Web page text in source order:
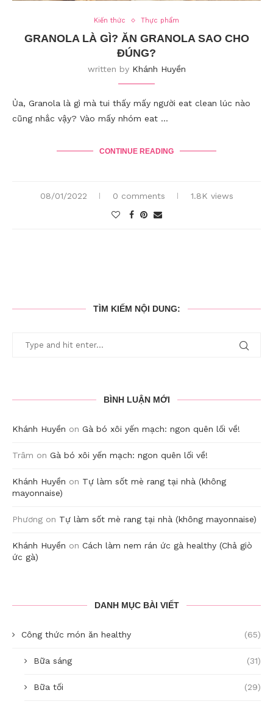
Kiến thức Thực phẩm
GRANOLA LÀ GÌ? ĂN GRANOLA SAO CHO
ĐÚNG?
written by Khánh Huyền
Ủa, Granola là gì mà tui thấy mấy người eat clean lúc nào
cũng nhắc vậy? Vào mấy nhóm eat …
CONTINUE READING
08/01/2022 0 comments 1.8K views
TÌM KIẾM NỘI DUNG:
BÌNH LUẬN MỚI
Khánh Huyền on Gà bó xôi yến mạch: ngon quên lối về!
Trâm on Gà bó xôi yến mạch: ngon quên lối về!
Khánh Huyền on Tự làm sốt mè rang tại nhà (không
mayonnaise)
Phương on Tự làm sốt mè rang tại nhà (không mayonnaise)
Khánh Huyền on Cách làm nem rán ức gà healthy (Chả giò
ức gà)
DANH MỤC BÀI VIẾT
Công thức món ăn healthy (65)
Bữa sáng (31)
Bữa tối (29)